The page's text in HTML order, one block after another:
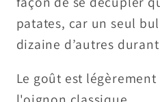
patates, car un seul
dizaine d’autres durant
Le goût est